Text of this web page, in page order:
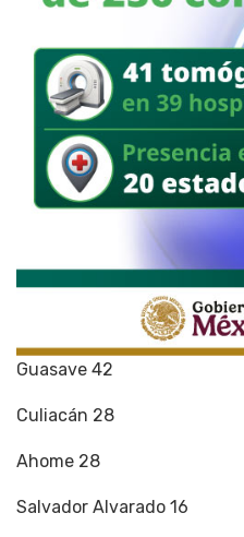
Guasave 42
Culiacán 28
Ahome 28
Salvador Alvarado 16